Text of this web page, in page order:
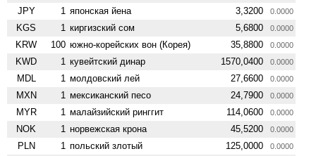
JPY 1 японская йена 3,3200 0.0000
KGS 1 киргизский сом 5,6800 0.0000
KRW 100 южно-корейских вон (Корея) 35,8800 0.0000
KWD 1 кувейтский динар 1570,0400 0.0000
MDL 1 молдовский лей 27,6600 0.0000
MXN 1 мексиканский песо 24,7900 0.0000
MYR 1 малайзийский ринггит 114,0600 0.0000
NOK 1 норвежская крона 45,5200 0.0000
PLN 1 польский злотый 125,0000 0.0000